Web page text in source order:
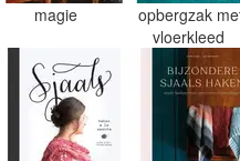
magie
opbergzak
vloerkleed